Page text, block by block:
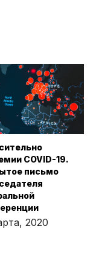
COVID-19.
письмо
2020